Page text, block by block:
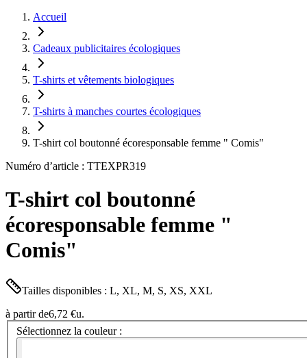
Accueil
Cadeaux publicitaires écologiques
T-shirts et vêtements biologiques
T-shirts à manches courtes écologiques
T-shirt col boutonné écoresponsable femme " Comis"
Numéro d’article : TTEXPR319
T-shirt col boutonné
écoresponsable femme "
Comis"
Tailles disponibles : L, XL, M, S, XS, XXL
à partir de6,72 €u.
Sélectionnez la couleur :